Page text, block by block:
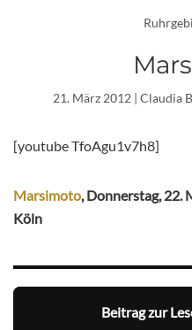
21. März 2012| Claudia
[youtube TfoAgu1v7h8]
Marsimoto, Donnerstag, 22.
Köln
Beitrag zur